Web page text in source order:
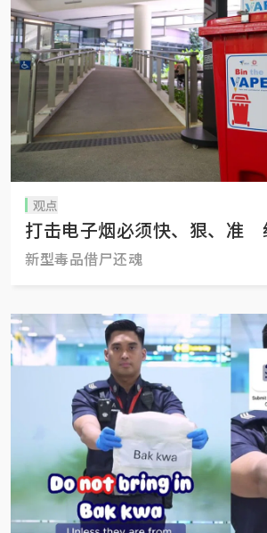
观点
打击电子烟必须快、狠、准
新型毒品借尸还魂